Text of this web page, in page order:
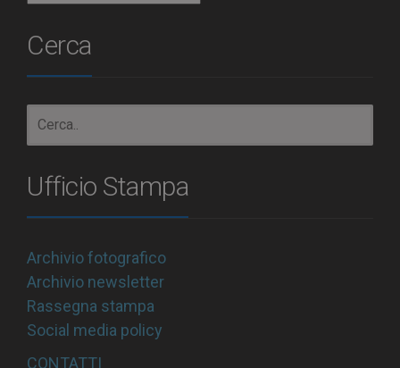
Cerca
Ufficio Stampa
Archivio fotografico
Archivio newsletter
Rassegna stampa
Social media policy
CONTATTI